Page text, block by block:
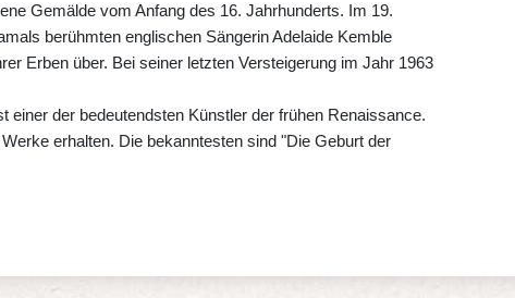
Gemälde vom Anfang des 16. Jahrhunderts. Im 19.
berühmten englischen Sängerin Adelaide Kemble
Erben über. Bei seiner letzten Versteigerung im Jahr 1963
einer der bedeutendsten Künstler der frühen Renaissance.
erhalten. Die bekanntesten sind "Die Geburt der